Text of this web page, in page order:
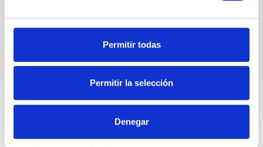
Permitir todas
Permitir la selección
Denegar
hr@crosspharma.gr
El contenido de este sitio web no constituye, ni puede interpretarse como que